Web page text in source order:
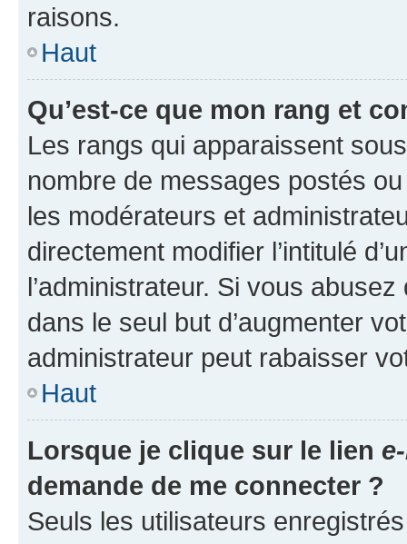
raisons.
Haut
Qu’est-ce que mon rang et
Les rangs qui apparaissent
nombre de messages postés
les modérateurs et
directement modifier l’intitulé
l’administrateur. Si vous
dans le seul but d’augmenter
administrateur peut rabaisser
Haut
Lorsque je clique sur le lien
demande de me connecter ?
Seuls les utilisateurs